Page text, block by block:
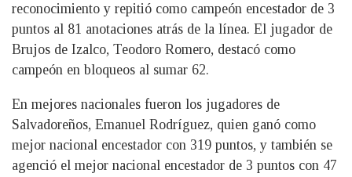
reconocimiento y repitió como campeón encestador de 3
puntos al 81 anotaciones atrás de la línea. El jugador de
Brujos de Izalco, Teodoro Romero, destacó como
campeón en bloqueos al sumar 62.
En mejores nacionales fueron los jugadores de
Salvadoreños, Emanuel Rodríguez, quien ganó como
mejor nacional encestador con 319 puntos, y también se
agenció el mejor nacional encestador de 3 puntos con 47